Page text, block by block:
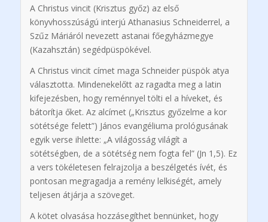
A Christus vincit (Krisztus győz) az első
könyvhosszúságú interjú Athanasius Schneiderrel, a
Szűz Máriáról nevezett astanai főegyházmegye
(Kazahsztán) segédpüspökével.
A Christus vincit címet maga Schneider püspök atya
választotta. Mindenekelőtt az ragadta meg a latin
kifejezésben, hogy reménnyel tölti el a híveket, és
bátorítja őket. Az alcímet („Krisztus győzelme a kor
sötétsége felett”) János evangéliuma prológusának
egyik verse ihlette: „A világosság világít a
sötétségben, de a sötétség nem fogta fel” (Jn 1,5). Ez
a vers tökéletesen felrajzolja a beszélgetés ívét, és
pontosan megragadja a remény lelkiségét, amely
teljesen átjárja a szöveget.
A kötet olvasása hozzásegíthet bennünket, hogy